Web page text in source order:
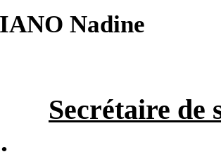
Nadine
Secrétaire de